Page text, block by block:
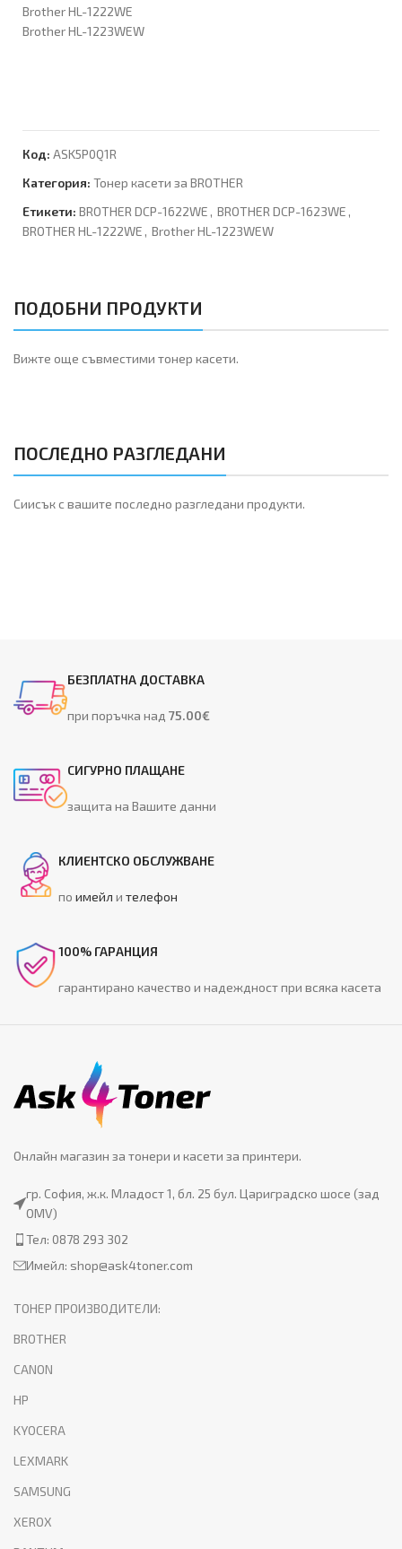
Brother HL-1222WE
Brother HL-1223WEW
Код: ASK5P0Q1R
Категория: Тонер касети за BROTHER
Етикети: BROTHER DCP-1622WE , BROTHER DCP-1623WE ,
BROTHER HL-1222WE , Brother HL-1223WEW
ПОДОБНИ ПРОДУКТИ
Вижте още съвместими тонер касети.
ПОСЛЕДНО РАЗГЛЕДАНИ
Сиисък с вашите последно разгледани продукти.
БЕЗПЛАТНА ДОСТАВКА
при поръчка над75.00€
СИГУРНО ПЛАЩАНЕ
защита на Вашите данни
КЛИЕНТСКО ОБСЛУЖВАНЕ
поимейл ителефон
100% ГАРАНЦИЯ
гарантирано качество и надеждност при всяка касета
Онлайн магазин за тонери и касети за принтери.
гр. София, ж.к. Младост 1, бл. 25 бул. Цариградско шосе (зад
OMV)
Тел: 0878 293 302
Имейл: shop@ask4toner.com
ТОНЕР ПРОИЗВОДИТЕЛИ:
BROTHER
CANON
HP
KYOCERA
LEXMARK
SAMSUNG
XEROX